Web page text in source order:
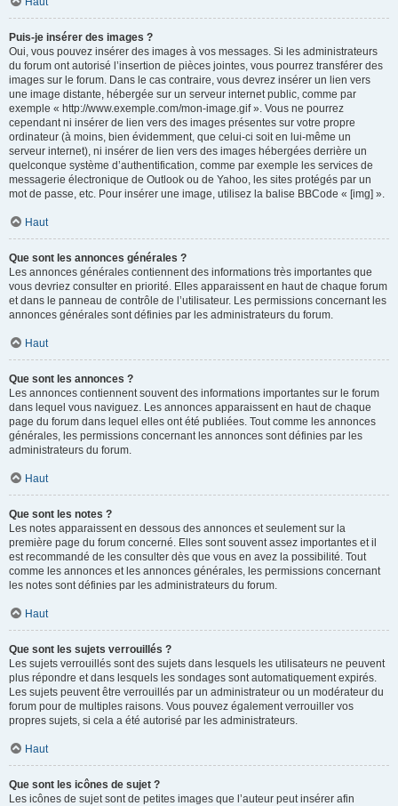
Puis-je insérer des images ?
Oui, vous pouvez insérer des images à vos messages. Si les administrateurs
du forum ont autorisé l’insertion de pièces jointes, vous pourrez transférer des
images sur le forum. Dans le cas contraire, vous devrez insérer un lien vers
une image distante, hébergée sur un serveur internet public, comme par
exemple « http://www.exemple.com/mon-image.gif ». Vous ne pourrez
cependant ni insérer de lien vers des images présentes sur votre propre
ordinateur (à moins, bien évidemment, que celui-ci soit en lui-même un
serveur internet), ni insérer de lien vers des images hébergées derrière un
quelconque système d’authentification, comme par exemple les services de
messagerie électronique de Outlook ou de Yahoo, les sites protégés par un
mot de passe, etc. Pour insérer une image, utilisez la balise BBCode « [img] ».
Haut
Que sont les annonces générales ?
Les annonces générales contiennent des informations très importantes que
vous devriez consulter en priorité. Elles apparaissent en haut de chaque forum
et dans le panneau de contrôle de l’utilisateur. Les permissions concernant les
annonces générales sont définies par les administrateurs du forum.
Haut
Que sont les annonces ?
Les annonces contiennent souvent des informations importantes sur le forum
dans lequel vous naviguez. Les annonces apparaissent en haut de chaque
page du forum dans lequel elles ont été publiées. Tout comme les annonces
générales, les permissions concernant les annonces sont définies par les
administrateurs du forum.
Haut
Que sont les notes ?
Les notes apparaissent en dessous des annonces et seulement sur la
première page du forum concerné. Elles sont souvent assez importantes et il
est recommandé de les consulter dès que vous en avez la possibilité. Tout
comme les annonces et les annonces générales, les permissions concernant
les notes sont définies par les administrateurs du forum.
Haut
Que sont les sujets verrouillés ?
Les sujets verrouillés sont des sujets dans lesquels les utilisateurs ne peuvent
plus répondre et dans lesquels les sondages sont automatiquement expirés.
Les sujets peuvent être verrouillés par un administrateur ou un modérateur du
forum pour de multiples raisons. Vous pouvez également verrouiller vos
propres sujets, si cela a été autorisé par les administrateurs.
Haut
Que sont les icônes de sujet ?
Les icônes de sujet sont de petites images que l’auteur peut insérer afin